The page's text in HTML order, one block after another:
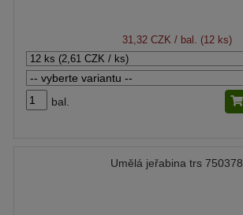
31,32 CZK / bal. (12 ks)
bal.
Umělá jeřabina trs 750378